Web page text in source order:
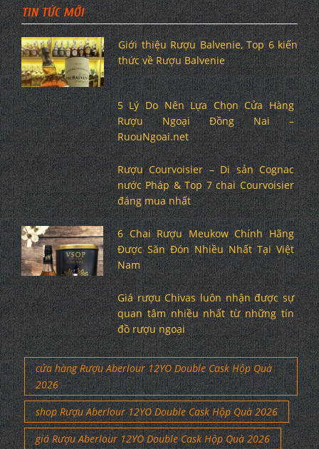
TIN TỨC MỚI
Giới thiệu Rượu Balvenie, Top 6 kiến
thức về Rượu Balvenie
5 Lý Do Nên Lựa Chọn Cửa Hàng
Rượu Ngoại Đồng Nai –
RuouNgoai.net
Rượu Courvoisier – Di sản Cognac
nước Pháp & Top 7 chai Courvoisier
đáng mua nhất
6 Chai Rượu Meukow Chính Hãng
Được Săn Đón Nhiều Nhất Tại Việt
Nam
Giá rượu Chivas luôn nhận được sự
quan tâm nhiều nhất từ những tín
đồ rượu ngoại
cửa hàng Rượu Aberlour 12YO Double Cask Hộp Quà
2026
shop Rượu Aberlour 12YO Double Cask Hộp Quà 2026
giá Rượu Aberlour 12YO Double Cask Hộp Quà 2026